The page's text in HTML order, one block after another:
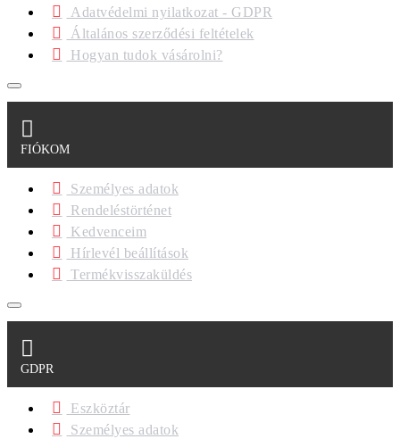
Adatvédelmi nyilatkozat - GDPR
Általános szerződési feltételek
Hogyan tudok vásárolni?
FIÓKOM
Személyes adatok
Rendeléstörténet
Kedvenceim
Hírlevél beállítások
Termékvisszaküldés
GDPR
Eszköztár
Személyes adatok